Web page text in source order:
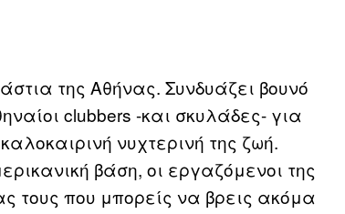
της Αθήνας. Συνδυάζει βουνό
clubbers -και σκυλάδες- για
νυχτερινή της ζωή.
βάση, οι εργαζόμενοι της
τους που μπορείς να βρεις ακόμα